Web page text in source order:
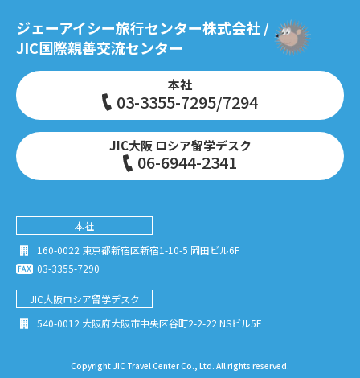
ジェーアイシー旅行センター株式会社 /
JIC国際親善交流センター
本社
03-3355-7295/7294
JIC大阪 ロシア留学デスク
06-6944-2341
本社
160-0022 東京都新宿区新宿1-10-5 岡田ビル6F
03-3355-7290
JIC大阪ロシア留学デスク
540-0012 大阪府大阪市中央区谷町2-2-22 NSビル5F
Copyright JIC Travel Center Co., Ltd. All rights reserved.